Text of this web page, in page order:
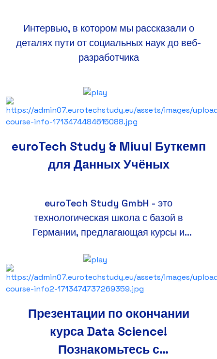
Интервью, в котором мы рассказали о
деталях пути от социальных наук до веб-
разработчика
euroTech Study & Miuul Буткемп
для Данных Учёных
euroTech Study GmbH - это
технологическая школа с базой в
Германии, предлагающая курсы и
уровней в самых востребованных областях
IT, таких как инженерия тестирования
программного обеспечения,
разработка веб-приложений на стороне
сервера и клиента, геоинформационные
системы.
Презентации по окончании
курса Data Science!
Познакомьтесь с